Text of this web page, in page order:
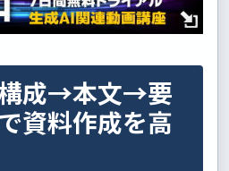
成→本文→要
資料作成を高